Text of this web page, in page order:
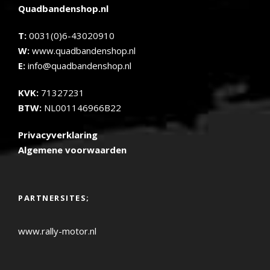
Quadbandenshop.nl
T: 0031(0)6-43020910
W: www.quadbandenshop.nl
E: info@quadbandenshop.nl
KVK: 71327231
BTW: NL001146966B22
Privacyverklaring
Algemene voorwaarden
PARTNERSITES;
www.rally-motor.nl